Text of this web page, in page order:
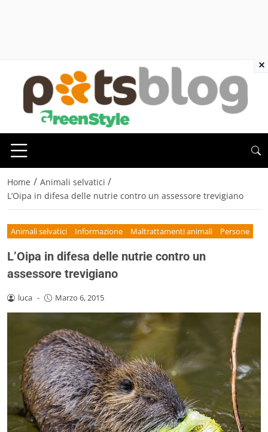
Home / Animali selvatici /
L’Oipa in difesa delle nutrie contro un assessore trevigiano
Animali selvatici Informazione Maltrattamenti animali Persone
L’Oipa in difesa delle nutrie contro un
assessore trevigiano
luca - Marzo 6, 2015
×